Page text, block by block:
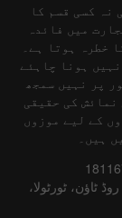
نہ کسی قسم کا
میں فائدہ
خطرہ ہوتا ہے۔
ہونا چاہئے
پر نہیں سمجھ
کی حقیقی
کے لیے موزوں
ہیں۔
ٹاؤن، ٹورٹولا،